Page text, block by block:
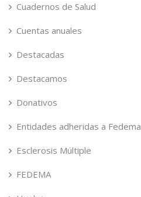
Cuadernos de Salud
Cuentas anuales
Destacadas
Destacamos
Donativos
Entidades adheridas a Fedema
Esclerosis Múltiple
FEDEMA